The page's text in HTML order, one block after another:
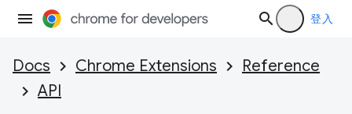
登入
Docs Chrome Extensions
Reference
API